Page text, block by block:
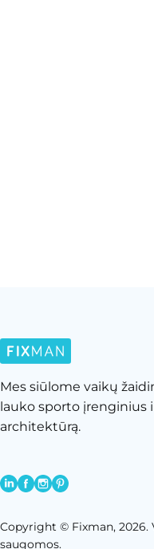
Mes siūlome vaikų
lauko sporto įrenginius
architektūrą.
Copyright © Fixman, 2026.
saugomos.